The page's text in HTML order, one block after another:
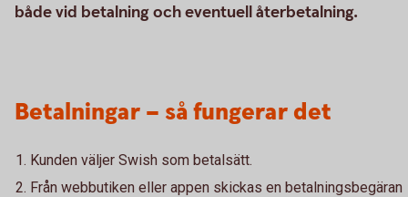
både vid betalning och eventuell återbetalning.
Betalningar – så fungerar det
Kunden väljer Swish som betalsätt.
Från webbutiken eller appen skickas en betalningsbegäran